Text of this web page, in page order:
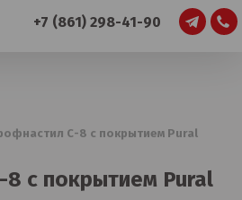
+7 (861) 298-41-90
С-8 с покрытием Pural
с покрытием Pural